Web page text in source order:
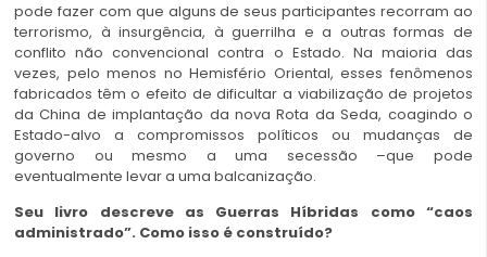
pode fazer com que alguns de seus participantes recorram ao
terrorismo, à insurgência, à guerrilha e a outras formas de
conflito não convencional contra o Estado. Na maioria das
vezes, pelo menos no Hemisfério Oriental, esses fenômenos
fabricados têm o efeito de dificultar a viabilização de projetos
da China de implantação da nova Rota da Seda, coagindo o
Estado-alvo a compromissos políticos ou mudanças de
governo ou mesmo a uma secessão –que pode
eventualmente levar a uma balcanização.
Seu livro descreve as Guerras Híbridas como “caos
administrado”. Como isso é construído?